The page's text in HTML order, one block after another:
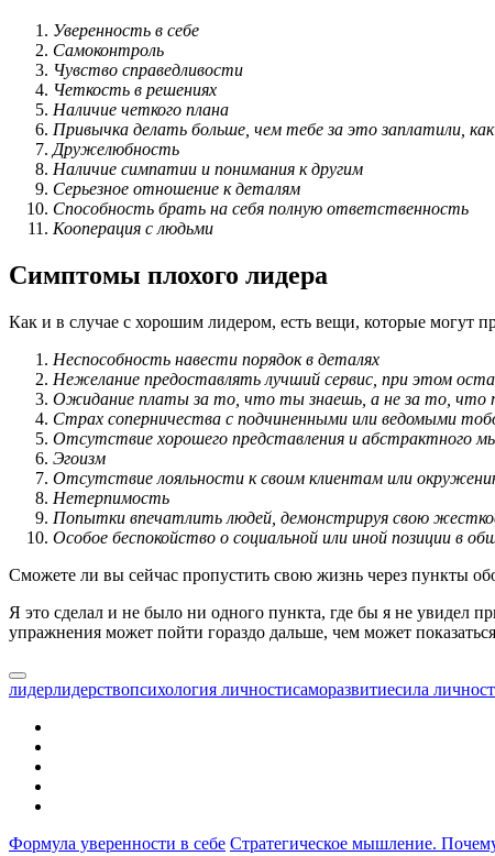
Уверенность в себе
Самоконтроль
Чувство справедливости
Четкость в решениях
Наличие четкого плана
Привычка делать больше, чем тебе за это заплатили, как
Дружелюбность
Наличие симпатии и понимания к другим
Серьезное отношение к деталям
Способность брать на себя полную ответственность
Кооперация с людьми
Симптомы плохого лидера
Как и в случае с хорошим лидером, есть вещи, которые могут
Неспособность навести порядок в деталях
Нежелание предоставлять лучший сервис, при этом
Ожидание платы за то, что ты знаешь, а не за то, что
Страх соперничества с подчиненными или ведомыми
Отсутствие хорошего представления и абстрактного
Эгоизм
Отсутствие лояльности к своим клиентам или
Нетерпимость
Попытки впечатлить людей, демонстрируя свою
Особое беспокойство о социальной или иной позиции в
Сможете ли вы сейчас пропустить свою жизнь через пункты
Я это сделал и не было ни одного пункта, где бы я не увидел
упражнения может пойти гораздо дальше, чем может
лидерлидерствопсихология личностисаморазвитиесила
Формула уверенности в себе Стратегическое мышление.